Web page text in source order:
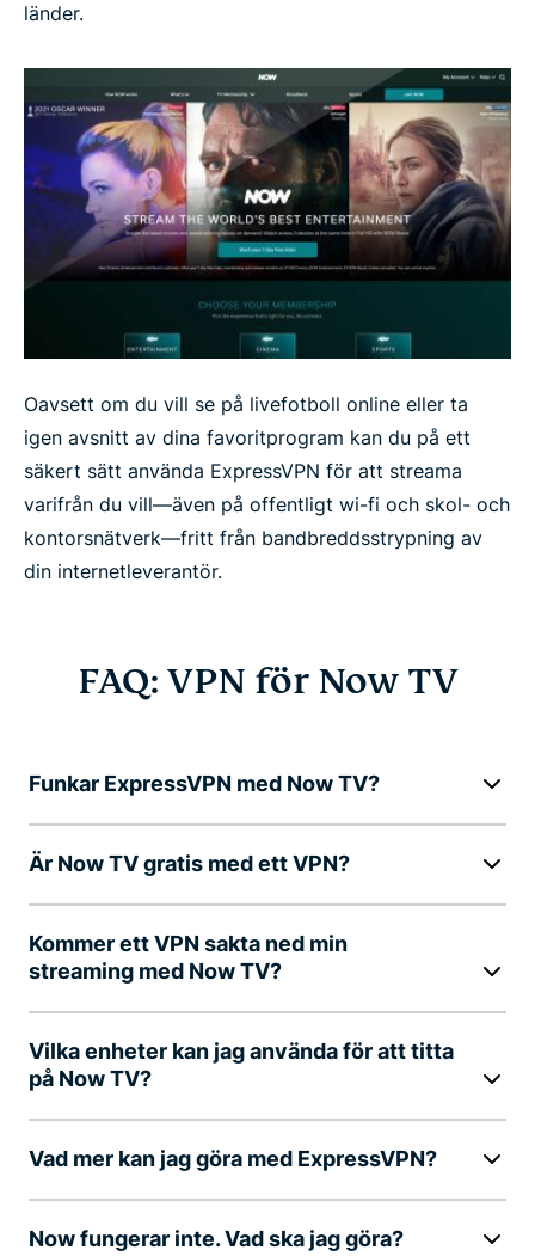
länder.
Oavsett om du vill se på livefotboll online eller ta
igen avsnitt av dina favoritprogram kan du på ett
säkert sätt använda ExpressVPN för att streama
varifrån du vill—även på offentligt wi-fi och skol- och
kontorsnätverk—fritt från bandbreddsstrypning av
din internetleverantör.
FAQ: VPN för Now TV
Funkar ExpressVPN med Now TV?
Är Now TV gratis med ett VPN?
Kommer ett VPN sakta ned min
streaming med Now TV?
Vilka enheter kan jag använda för att titta
på Now TV?
Vad mer kan jag göra med ExpressVPN?
Now fungerar inte. Vad ska jag göra?